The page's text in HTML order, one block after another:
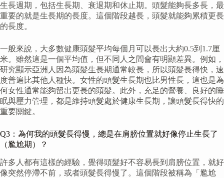
生長週期，包括生長期、衰退期和休止期。頭髮能夠長多長，最
重要的就是生長期的長度。這個階段越長，頭髮就能夠累積更長
的長度。
一般來說，大多數健康頭髮平均每個月可以長出大約0.5到1.7厘
米。雖然這是一個平均值，但不同人之間會有明顯差異。例如，
研究顯示亞洲人因為頭髮生長期通常較長，所以頭髮長得快，速
度普遍比其他人種快。女性的頭髮生長期也比男性長，這也是為
何女性通常能夠留出更長的頭髮。此外，充足的營養、良好的睡
眠與壓力管理，都是維持頭髮處於健康生長期，讓頭髮長得快的
重要關鍵。
Q3：為何我的頭髮長得慢，總是在肩膀位置就好像停止生長了
（尷尬期）？
許多人都有這樣的經驗，覺得頭髮好不容易長到肩膀位置，就好
像突然停滯不前，或者頭髮長得慢了。這個階段被稱為「尷尬